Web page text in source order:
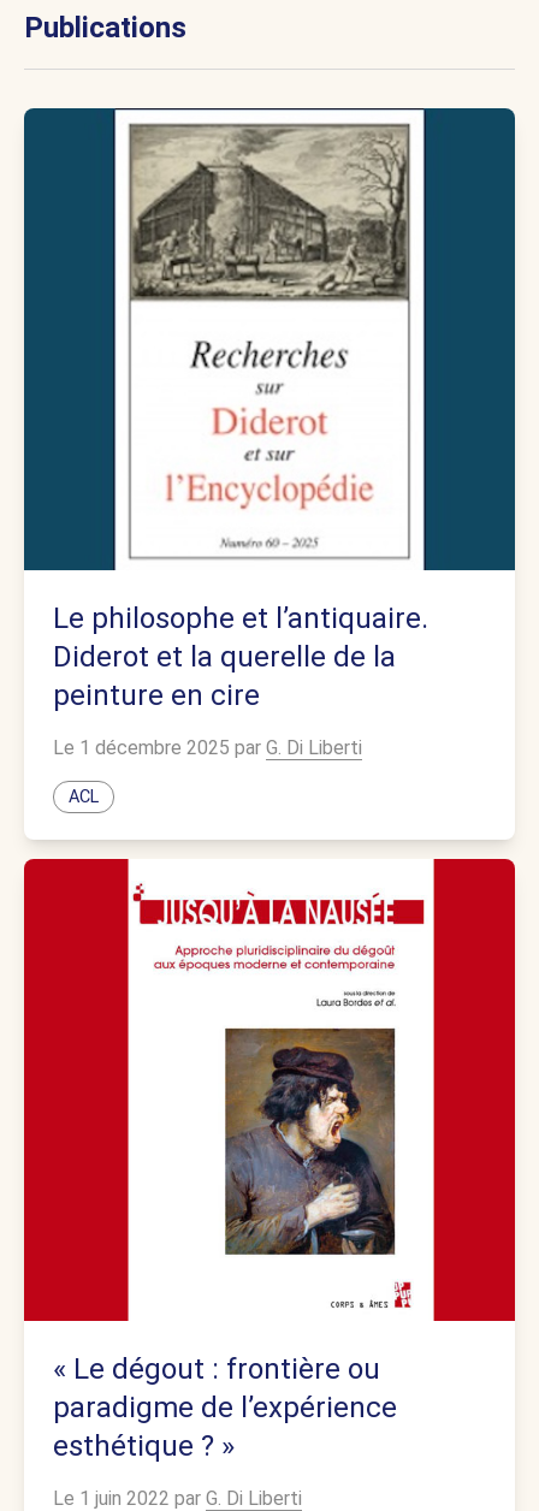
Publications
Le philosophe et l’antiquaire.
Diderot et la querelle de la
peinture en cire
Le 1 décembre 2025 par G. Di Liberti
ACL
« Le dégout : frontière ou
paradigme de l’expérience
esthétique ? »
Le 1 juin 2022 par G. Di Liberti